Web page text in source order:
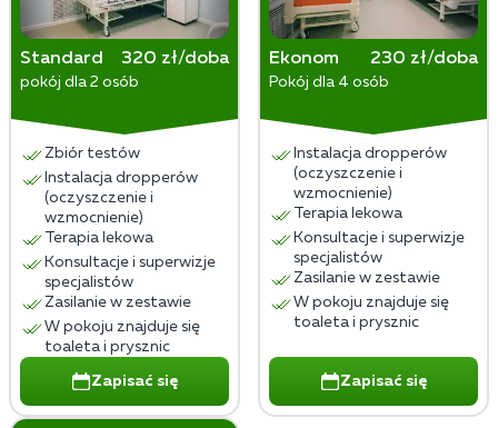
tygodniu, aby zapewnić Ci ciągłe wsparcie medyczne.
Standard 320 zł/doba
pokój dla 2 osób
Zbiór testów
Instalacja dropperów
(oczyszczenie i
wzmocnienie)
Terapia lekowa
Konsultacje i superwizje
specjalistów
Zasilanie w zestawie
W pokoju znajduje się
toaleta i prysznic
Zapisać się
Ekonom 230 zł/doba
Pokój dla 4 osób
Instalacja dropperów
(oczyszczenie i
wzmocnienie)
Terapia lekowa
Konsultacje i superwizje
specjalistów
Zasilanie w zestawie
W pokoju znajduje się
toaleta i prysznic
Zapisać się